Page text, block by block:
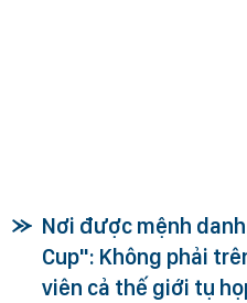
Nơi được mệnh
Cup": Không phải
viên cả thế giới tụ